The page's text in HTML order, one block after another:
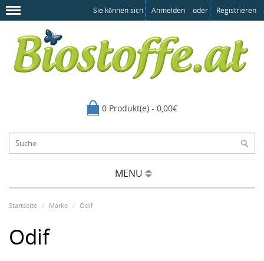
Sie können sich Anmelden oder Registrieren .
0 Produkt(e) - 0,00€
MENU
Startseite Marke Odif
Odif